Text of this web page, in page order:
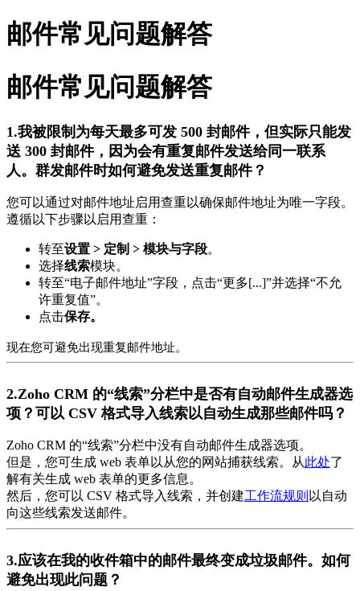
邮件常见问题解答
邮件常见问题解答
1.我被限制为每天最多可发 500 封邮件，但实际只能发
送 300 封邮件，因为会有重复邮件发送给同一联系
人。群发邮件时如何避免发送重复邮件？
您可以通过对邮件地址启用查重以确保邮件地址为唯一字段。
遵循以下步骤以启用查重：
转至设置 > 定制 > 模块与字段。
选择线索模块。
转至“电子邮件地址”字段，点击“更多[...]”并选择“不允
许重复值”。
点击保存。
现在您可避免出现重复邮件地址。
2.Zoho CRM 的“线索”分栏中是否有自动邮件生成器选
项？可以 CSV 格式导入线索以自动生成那些邮件吗？
Zoho CRM 的“线索”分栏中没有自动邮件生成器选项。
但是，您可生成 web 表单以从您的网站捕获线索。从此处了
解有关生成 web 表单的更多信息。
然后，您可以 CSV 格式导入线索，并创建工作流规则 以自动
向这些线索发送邮件。
3.应该在我的收件箱中的邮件最终变成垃圾邮件。如何
避免出现此问题？